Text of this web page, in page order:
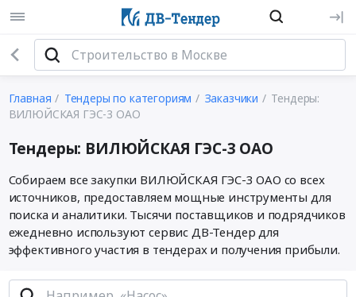
Главная Тендеры по категориям Заказчики
Тендеры:
ВИЛЮЙСКАЯ ГЭС-3 ОАО
Тендеры: ВИЛЮЙСКАЯ ГЭС-3 ОАО
Собираем все закупки ВИЛЮЙСКАЯ ГЭС-3 ОАО со всех
источников, предоставляем мощные инструменты для
поиска и аналитики. Тысячи поставщиков и подрядчиков
ежедневно используют сервис ДВ-Тендер для
эффективного участия в тендерах и получения прибыли.